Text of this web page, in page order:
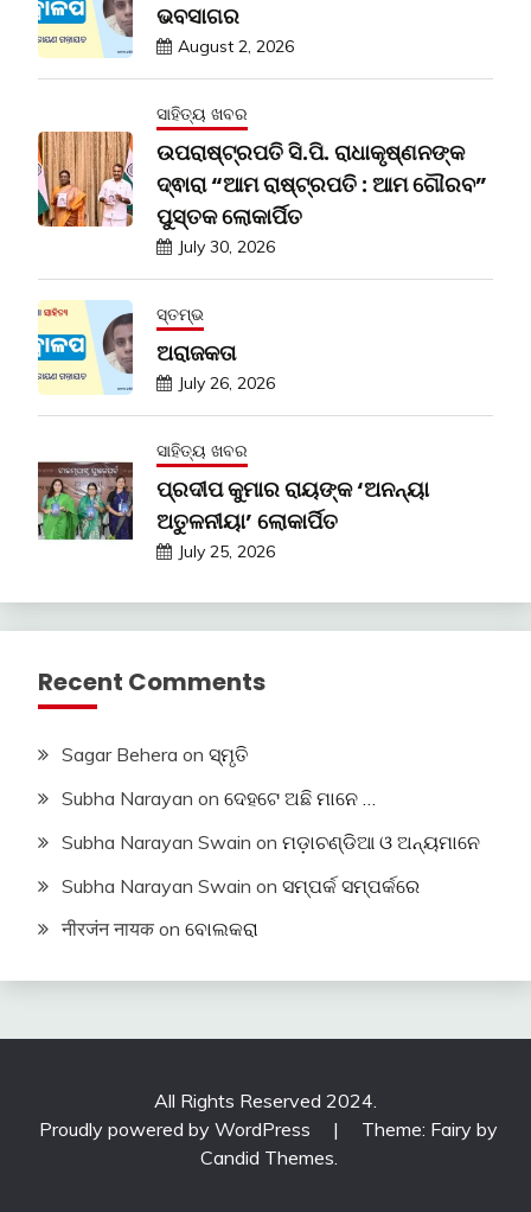
ଭବସାଗର
August 2, 2026
ସାହିତ୍ୟ ଖବର
ଉପରାଷ୍ଟ୍ରପତି ସି.ପି. ରାଧାକୃଷ୍ଣନଙ୍କ
ଦ୍ଵାରା “ଆମ ରାଷ୍ଟ୍ରପତି : ଆମ ଗୌରବ”
ପୁସ୍ତକ ଲୋକାର୍ପିତ
July 30, 2026
ସ୍ତମ୍ଭ
ଅରାଜକତା
July 26, 2026
ସାହିତ୍ୟ ଖବର
ପ୍ରଦୀପ କୁମାର ରାୟଙ୍କ ‘ଅନନ୍ୟା
ଅତୁଳନୀୟା’ ଲୋକାର୍ପିତ
July 25, 2026
Recent Comments
Sagar Behera on ସ୍ମୃତି
Subha Narayan on ଦେହଟେ ଅଛି ମାନେ …
Subha Narayan Swain on ମଡ଼ାଚଣ୍ଡିଆ ଓ ଅନ୍ୟମାନେ
Subha Narayan Swain on ସମ୍ପର୍କ ସମ୍ପର୍କରେ
नीरजंन नायक on ବୋଲକରା
All Rights Reserved 2024.
Proudly powered by WordPress
|
Theme: Fairy by
Candid Themes.